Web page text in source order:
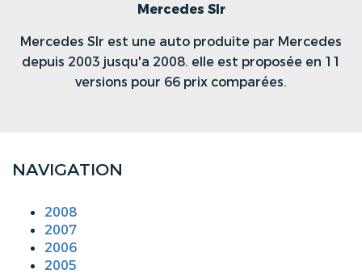
Mercedes Slr
Mercedes Slr est une auto produite par Mercedes
depuis 2003 jusqu'a 2008. elle est proposée en 11
versions pour 66 prix comparées.
NAVIGATION
2008
2007
2006
2005